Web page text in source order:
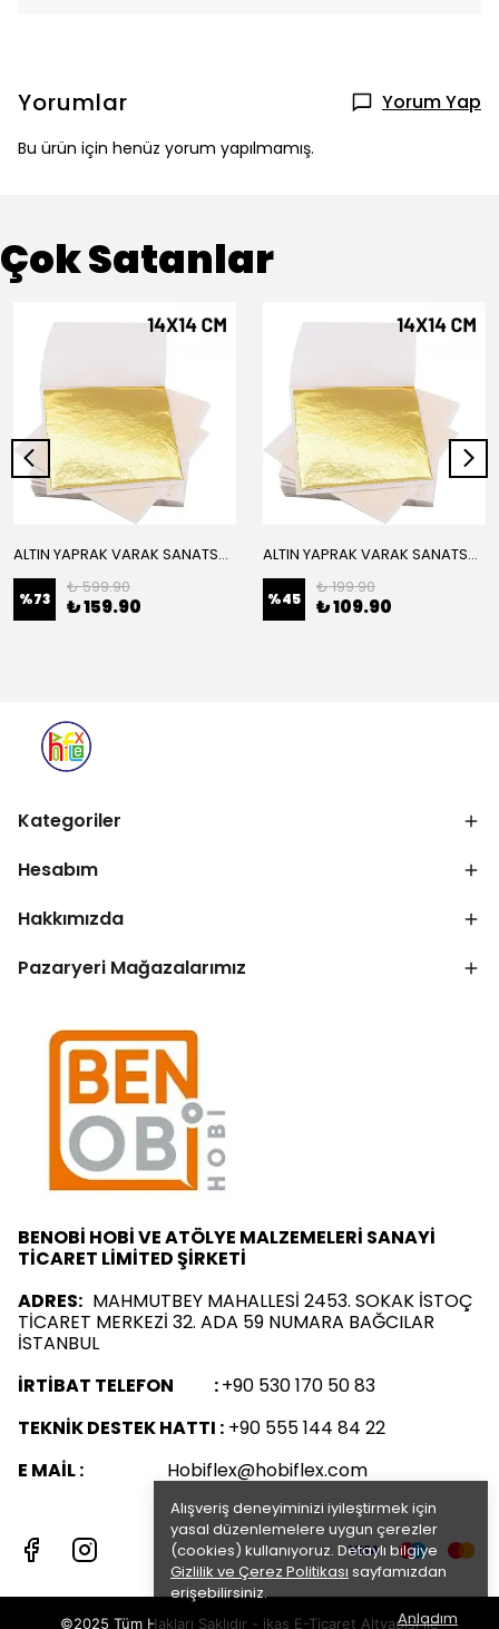
Alışveriş deneyiminizi iyileştirmek için
yasal düzenlemelere uygun çerezler
(cookies) kullanıyoruz. Detaylı bilgiye
Gizlilik ve Çerez Politikası sayfamızdan
erişebilirsiniz.
Anladım
Yorumlar Yorum Yap
Bu ürün için henüz yorum yapılmamış.
Çok Satanlar
ALTIN YAPRAK VARAK SANATSAL BÜYÜK BOY FOLYO EPOKSİ REÇİNE NAİL ART 16 ADET 14X14 CM ALTIN RENK
%73
₺ 599.90
₺ 159.90
ALTIN YAPRAK VARAK SANATSAL BÜYÜK BOY FOLYO EPOKSİ REÇİNE NAİL ART 8 ADET ALTIN RENK 14X14 CM
%45
₺ 199.90
₺ 109.90
Kategoriler
Hesabım
Hakkımızda
Pazaryeri Mağazalarımız
BENOBİ HOBİ VE ATÖLYE MALZEMELERİ SANAYİ
TİCARET LİMİTED ŞİRKETİ
ADRES: MAHMUTBEY MAHALLESİ 2453. SOKAK İSTOÇ
TİCARET MERKEZİ 32. ADA 59 NUMARA BAĞCILAR
İSTANBUL
İRTİBAT TELEFON :+90 530 170 50 83
TEKNİK DESTEK HATTI : +90 555 144 84 22
E MAİL : Hobiflex@hobiflex.com
©2025 Tüm Hakları Saklıdır - ikas E-Ticaret Altyapısı ile